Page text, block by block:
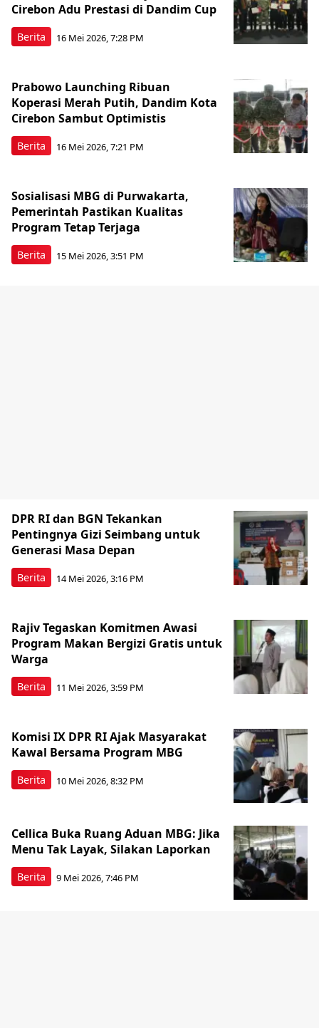
Berita
Cirebon Adu Prestasi di Dandim Cup
16 Mei 2026, 7:28 PM
Berita
Prabowo Launching Ribuan
Koperasi Merah Putih, Dandim Kota
Cirebon Sambut Optimistis
16 Mei 2026, 7:21 PM
Berita
Sosialisasi MBG di Purwakarta,
Pemerintah Pastikan Kualitas
Program Tetap Terjaga
15 Mei 2026, 3:51 PM
Berita
DPR RI dan BGN Tekankan
Pentingnya Gizi Seimbang untuk
Generasi Masa Depan
14 Mei 2026, 3:16 PM
Berita
Rajiv Tegaskan Komitmen Awasi
Program Makan Bergizi Gratis untuk
Warga
11 Mei 2026, 3:59 PM
Berita
Komisi IX DPR RI Ajak Masyarakat
Kawal Bersama Program MBG
10 Mei 2026, 8:32 PM
Berita
Cellica Buka Ruang Aduan MBG: Jika
Menu Tak Layak, Silakan Laporkan
9 Mei 2026, 7:46 PM